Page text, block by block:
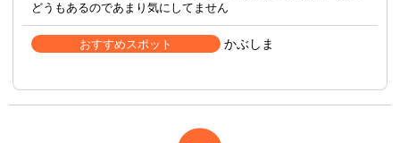
どうもあるのであまり気にしてません
おすすめスポット かぶしま